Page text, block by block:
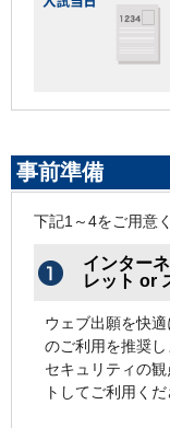
事前準備
下記1～4をご用意
インター
レット or
ウェブ出願を快
のご利用を推奨し
セキュリティの
トしてご利用くだ